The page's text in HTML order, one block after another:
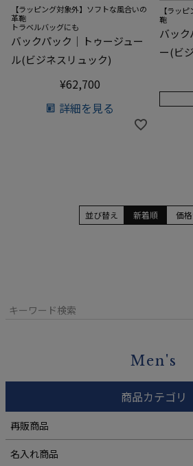
Men's
商品カテゴリ
再販商品
名入れ商品
【ラッピング対象外】ソフトな風合いの
革鞄
トラベルバッグにも
バックパック｜トゥージュー
ル(ビジネスリュック)
¥62,700
詳細を見る
【ラッ
鞄
バッ
ー(ビ
並び替え 価
新着順